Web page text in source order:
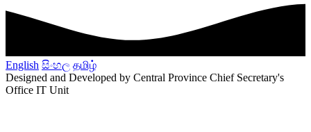
English සිංහල தமிழ்
Designed and Developed by Central Province Chief Secretary's
Office IT Unit